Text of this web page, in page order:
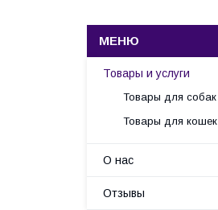
Товары и услуги
Товары для собак
Товары для кошек
О нас
Отзывы